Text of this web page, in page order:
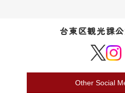
台東区観光課
Other Social